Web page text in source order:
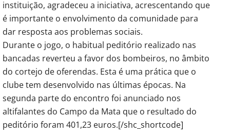
instituição, agradeceu a iniciativa, acrescentando que
é importante o envolvimento da comunidade para
dar resposta aos problemas sociais.
Durante o jogo, o habitual peditório realizado nas
bancadas reverteu a favor dos bombeiros, no âmbito
do cortejo de oferendas. Esta é uma prática que o
clube tem desenvolvido nas últimas épocas. Na
segunda parte do encontro foi anunciado nos
altifalantes do Campo da Mata que o resultado do
peditório foram 401,23 euros.[/shc_shortcode]